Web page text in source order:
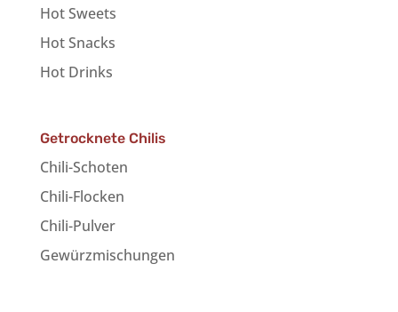
Hot Sweets
Hot Snacks
Hot Drinks
Getrocknete Chilis
Chili-Schoten
Chili-Flocken
Chili-Pulver
Gewürzmischungen